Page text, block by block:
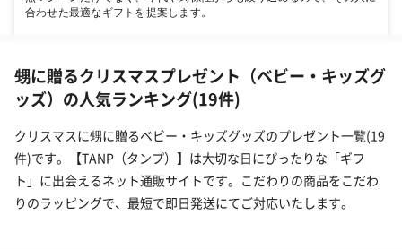
合わせた最適なギフトを提案します。
甥に贈るクリスマスプレゼント（ベビー・キッズグ
ッズ）の人気ランキング(19件)
クリスマスに甥に贈るベビー・キッズグッズのプレゼント一覧(19
件)です。【TANP（タンプ）】は大切な日にぴったりな「ギフ
ト」に出会えるネット通販サイトです。こだわりの商品をこだわ
りのラッピングで、最短で即日発送にてご対応いたします。